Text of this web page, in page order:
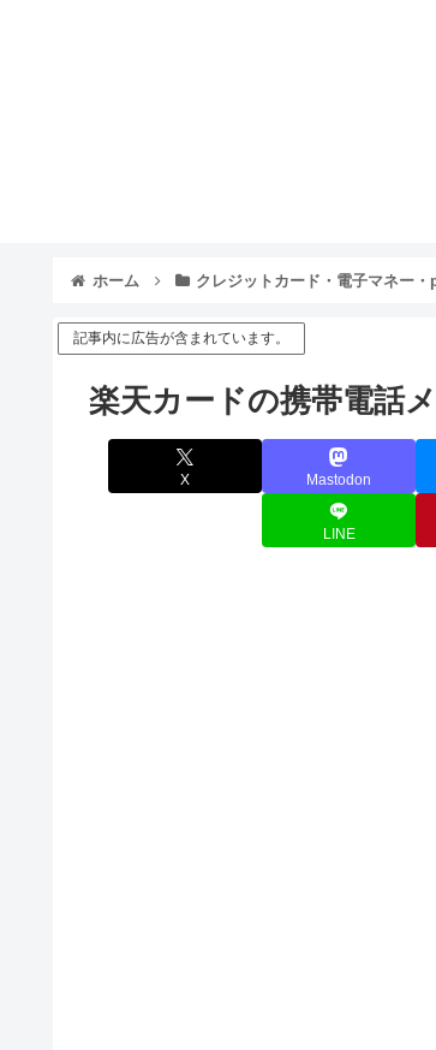
ホーム クレジットカード・電子マネー・
記事内に広告が含まれています。
楽天カードの携帯電話
X Mastodon
LINE